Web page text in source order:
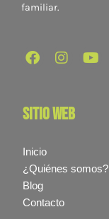
familiar.
sitio web
Inicio
¿Quiénes somos?
Blog
Contacto